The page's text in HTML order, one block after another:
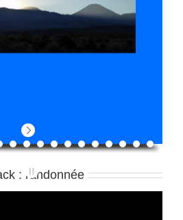
: randonnée